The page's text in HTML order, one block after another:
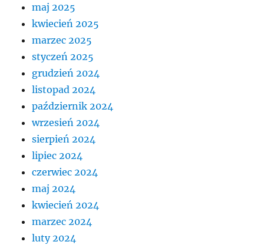
maj 2025
kwiecień 2025
marzec 2025
styczeń 2025
grudzień 2024
listopad 2024
październik 2024
wrzesień 2024
sierpień 2024
lipiec 2024
czerwiec 2024
maj 2024
kwiecień 2024
marzec 2024
luty 2024